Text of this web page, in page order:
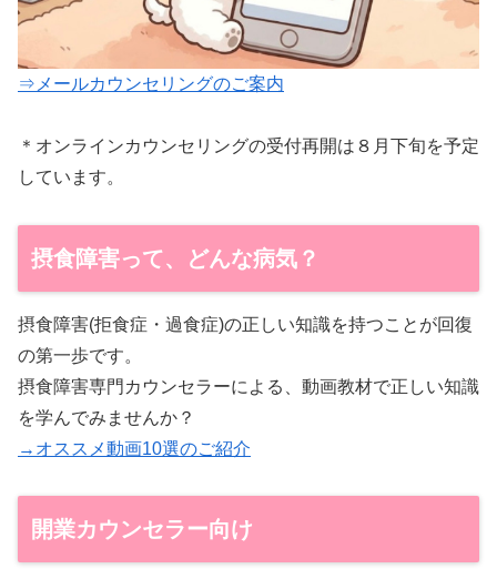
⇒メールカウンセリングのご案内
＊オンラインカウンセリングの受付再開は８月下旬を予定
しています。
摂食障害って、どんな病気？
摂食障害(拒食症・過食症)の正しい知識を持つことが回復
の第一歩です。
摂食障害専門カウンセラーによる、動画教材で正しい知識
を学んでみませんか？
→オススメ動画10選のご紹介
開業カウンセラー向け